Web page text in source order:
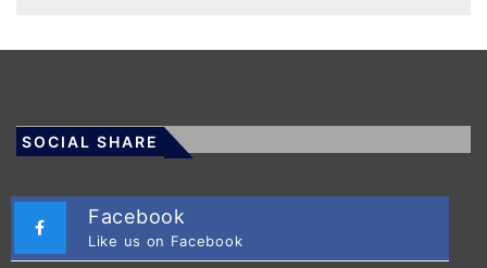
SOCIAL SHARE
Facebook
Like us on Facebook